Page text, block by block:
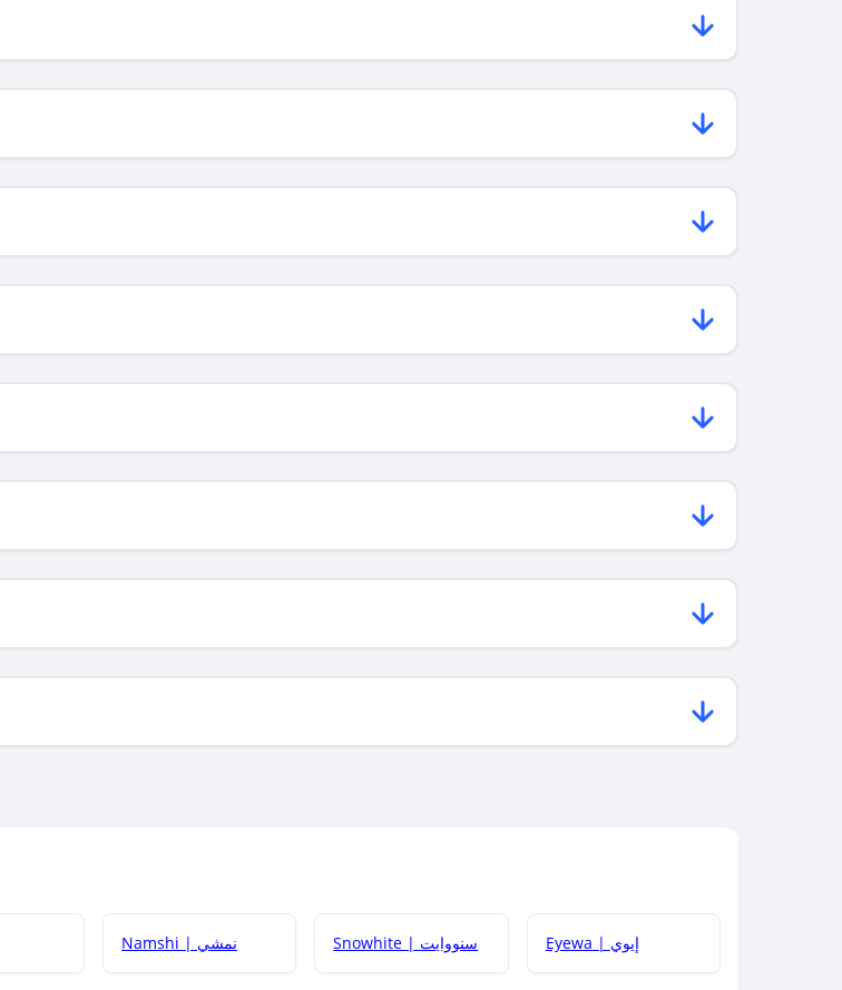
Namshi | نمشي Snowhite | سنووايت Eyewa | إيوي